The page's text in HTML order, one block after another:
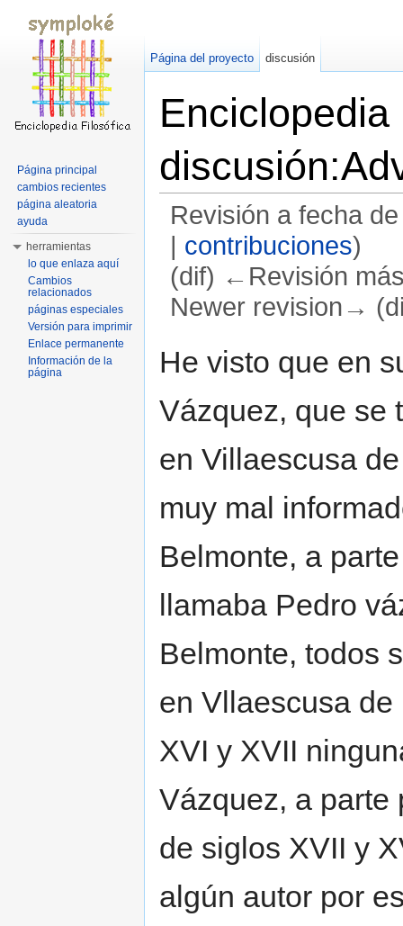
Revisión a fecha
| contribuciones)
(dif) ←Revisión
Newer revision→
He visto que en
Vázquez, que se
en Villaescusa
muy mal
Belmonte, a
llamaba Pedro
Belmonte, todos
en Vllaescusa
XVI y XVII
Vázquez, a parte
de siglos XVII y
algún autor por
Página del proyecto discusión
Página principal
cambios recientes
página aleatoria
ayuda
herramientas
lo que enlaza aquí
Cambios
relacionados
páginas especiales
Versión para imprimir
Enlace permanente
Información de la
página